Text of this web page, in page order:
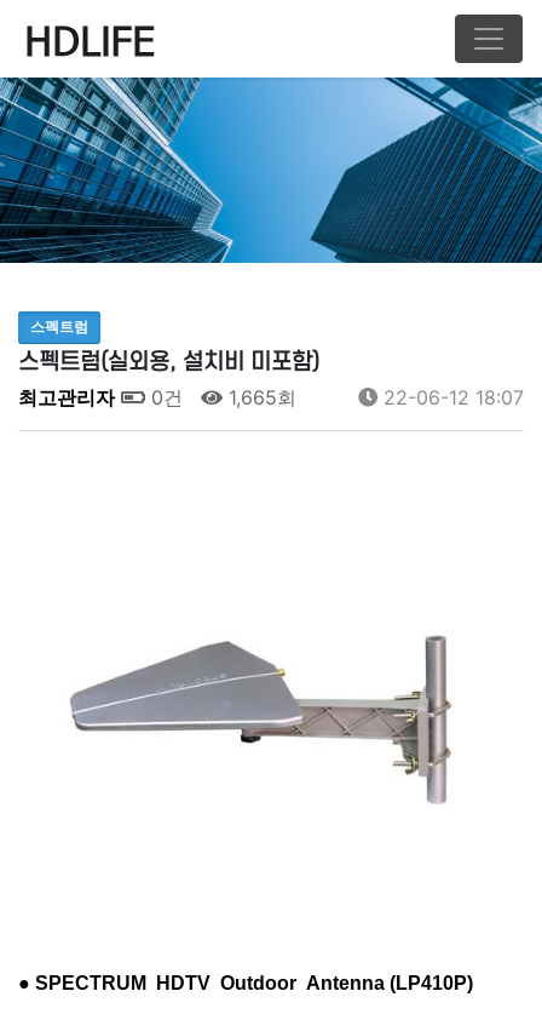
스펙트럼
스펙트럼(실외용, 설치비 미포함)
최고관리자 0건 1,665회 22-06-12 18:07
● SPECTRUM HDTV Outdoor Antenna (LP410P)